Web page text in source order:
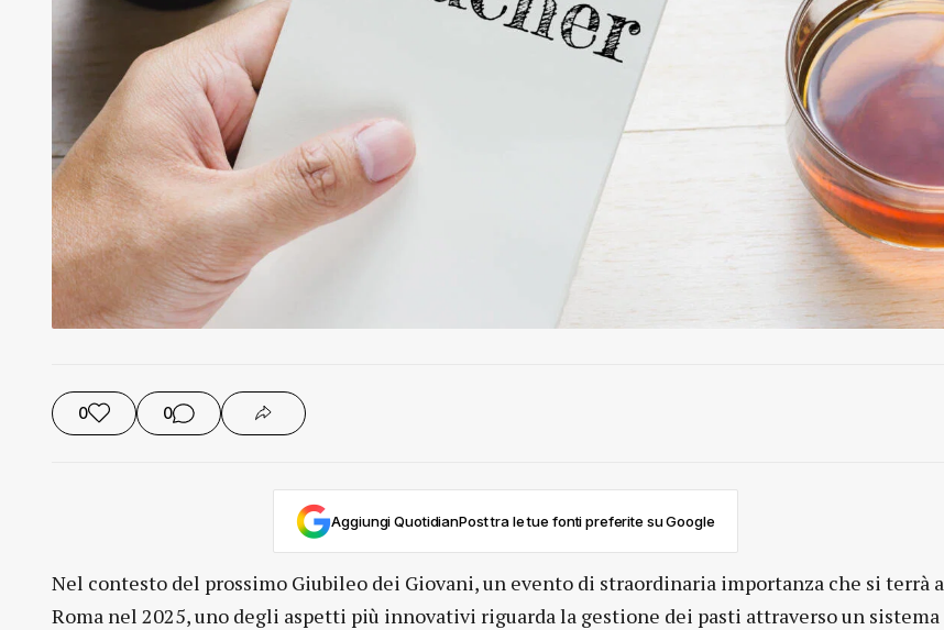
0 0
Aggiungi QuotidianPost tra le tue fonti preferite su Google
Nel contesto del prossimo Giubileo dei Giovani, un evento di straordinaria importanza che si terrà a
Roma nel 2025, uno degli aspetti più innovativi riguarda la gestione dei pasti attraverso un sistema